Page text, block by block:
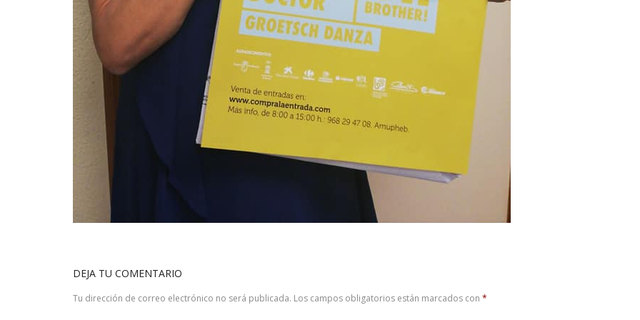
DEJA TU COMENTARIO
Tu dirección de correo electrónico no será publicada. Los campos obligatorios están marcados con *